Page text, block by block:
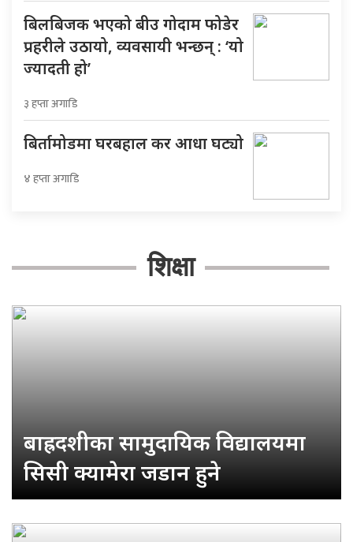
बिलबिजक भएको बीउ गोदाम फोडेर
प्रहरीले उठायो, व्यवसायी भन्छन् : ‘यो
ज्यादती हो’
३ हप्ता अगाडि
बिर्तामोडमा घरबहाल कर आधा घट्यो
४ हप्ता अगाडि
शिक्षा
बाह्रदशीका सामुदायिक विद्यालयमा
सिसी क्यामेरा जडान हुने